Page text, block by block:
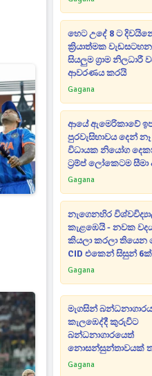
හෙට උදේ 8 ට
ක්‍රියාත්මක
සියලුම ග්‍රාම නිලධාරී
ආවරණය කරයි
Gagana
ආයේ ඇමෙරිකාවේ
පුරවැසිභාවය දෙන්
විධායක නියෝග
ට්‍රම්ප් ලෝකෙටම සීමා
Gagana
නැගෙනහිර
කැළඹෙයි - නවක
කියලා කරලා තියෙන
CID එකෙන් සිසුන් 6ක්
අත්අඩංගුවට
Gagana
මැගසින්
කැලඹෙද්දී කුරුවිට
බන්ධනාගාරයෙත්
නොසන්සුන්තාවයක්
පාලනයට පොලිසියෙන්
Gagana